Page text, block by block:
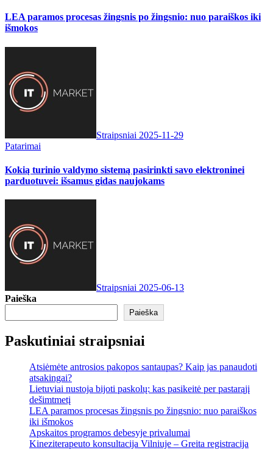
LEA paramos procesas žingsnis po žingsnio: nuo paraiškos iki
išmokos
Straipsniai 2025-11-29
Patarimai
Kokią turinio valdymo sistemą pasirinkti savo elektroninei
parduotuvei: išsamus gidas naujokams
Straipsniai 2025-06-13
Paieška
Paieška
Paskutiniai straipsniai
Atsiėmėte antrosios pakopos santaupas? Kaip jas panaudoti
atsakingai?
Lietuviai nustoja bijoti paskolų: kas pasikeitė per pastarąjį
dešimtmetį
LEA paramos procesas žingsnis po žingsnio: nuo paraiškos
iki išmokos
Apskaitos programos debesyje privalumai
Kineziterapeuto konsultacija Vilniuje – Greita registracija